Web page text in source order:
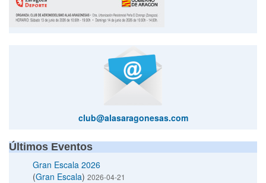
club@alasaragonesas.com
Últimos Eventos
Gran Escala 2026
(Gran Escala) 2026-04-21